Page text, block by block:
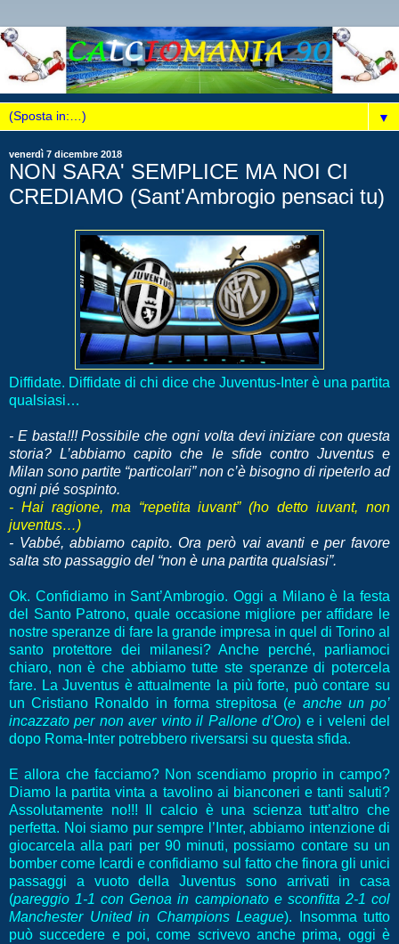
▼
venerdì 7 dicembre 2018
NON SARA' SEMPLICE MA NOI CI
CREDIAMO (Sant'Ambrogio pensaci tu)
Diffidate. Diffidate di chi dice che Juventus-Inter è una partita
qualsiasi…
- E basta!!! Possibile che ogni volta devi iniziare con questa
storia? L’abbiamo capito che le sfide contro Juventus e
Milan sono partite “particolari” non c’è bisogno di ripeterlo ad
ogni pié sospinto.
- Hai ragione, ma “repetita iuvant” (ho detto iuvant, non
juventus…)
- Vabbé, abbiamo capito. Ora però vai avanti e per favore
salta sto passaggio del “non è una partita qualsiasi”.
Ok. Confidiamo in Sant’Ambrogio. Oggi a Milano è la festa
del Santo Patrono, quale occasione migliore per affidare le
nostre speranze di fare la grande impresa in quel di Torino al
santo protettore dei milanesi? Anche perché, parliamoci
chiaro, non è che abbiamo tutte ste speranze di potercela
fare. La Juventus è attualmente la più forte, può contare su
un Cristiano Ronaldo in forma strepitosa (e anche un po’
incazzato per non aver vinto il Pallone d’Oro) e i veleni del
dopo Roma-Inter potrebbero riversarsi su questa sfida.
E allora che facciamo? Non scendiamo proprio in campo?
Diamo la partita vinta a tavolino ai bianconeri e tanti saluti?
Assolutamente no!!! Il calcio è una scienza tutt’altro che
perfetta. Noi siamo pur sempre l’Inter, abbiamo intenzione di
giocarcela alla pari per 90 minuti, possiamo contare su un
bomber come Icardi e confidiamo sul fatto che finora gli unici
passaggi a vuoto della Juventus sono arrivati in casa
(pareggio 1-1 con Genoa in campionato e sconfitta 2-1 col
Manchester United in Champions League). Insomma tutto
può succedere e poi, come scrivevo anche prima, oggi è